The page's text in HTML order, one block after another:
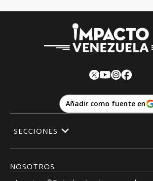
Añadir como fuente en
NOSOTROS
SECCIONES